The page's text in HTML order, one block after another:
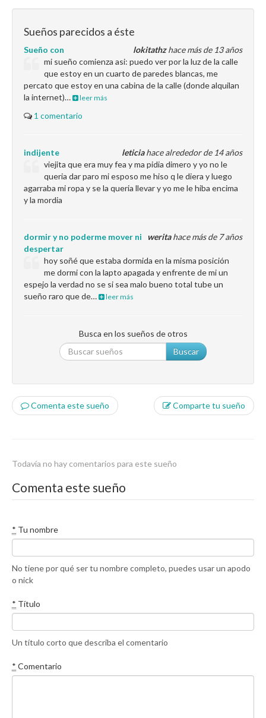
Sueños parecidos a éste
lokitathzhace más de 13 años
Sueño con
mi sueño comienza asi: puedo ver por la luz de la calle
que estoy en un cuarto de paredes blancas, me
percato que estoy en una cabina de la calle (donde alquilan
la internet)…
leer más
1 comentario
leticiahace alrededor de 14 años
indijente
viejita que era muy fea y ma pidia dimero y yo no le
queria dar paro mi esposo me hiso q le diera y luego
agarraba mi ropa y se la queria llevar y yo me le hiba encima
y la mordia
weritahace más de 7 años
dormir y no poderme mover ni
despertar
hoy soñé que estaba dormida en la misma posición
me dormi con la lapto apagada y enfrente de mi un
espejo la verdad no se si sea malo bueno total tube un
sueño raro que de…
leer más
Busca en los sueños de otros
Buscar
Comenta este sueño Comparte tu sueño
Todavía no hay comentarios para este sueño
Comenta este sueño
* Tu nombre
No tiene por qué ser tu nombre completo, puedes usar un apodo
o nick
* Título
Un título corto que describa el comentario
* Comentario